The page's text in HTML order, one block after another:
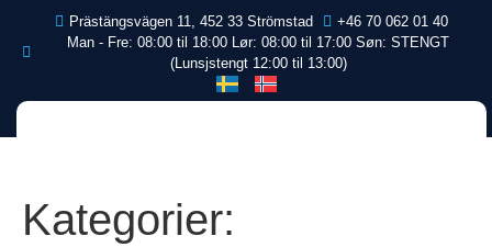
Prästängsvägen 11, 452 33 Strömstad
+46 70 062 01 40
Man - Fre: 08:00 til 18:00 Lør: 08:00 til 17:00 Søn: STENGT
(Lunsjstengt 12:00 til 13:00)
Kategorier: